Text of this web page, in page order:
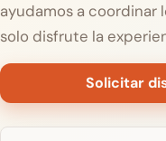
ayudamos a coordinar
solo disfrute la
Solicitar